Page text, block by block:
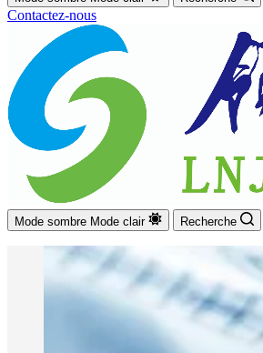
Contactez-nous
Mode sombre Mode clair Recherche